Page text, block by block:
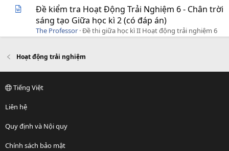
Đề kiểm tra Hoạt Động Trải Nghiệm 6 - Chân trời
sáng tạo Giữa học kì 2 (có đáp án)
The Professor Đề thi giữa học kì II Hoạt động trải nghiệm 6
Hoạt động trải nghiệm
Tiếng Việt
Liên hệ
Quy định và Nội quy
Chính sách bảo mật